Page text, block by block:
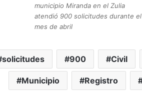
municipio Miranda en el Zulia
atendió 900 solicitudes durante el
mes de abril
900 Civil
Municipio Registro